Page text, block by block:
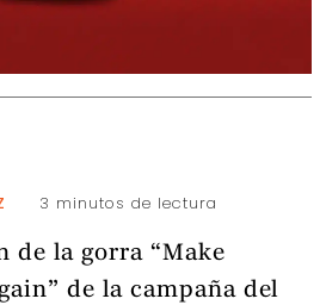
3 minutos de lectura
de la gorra “Make
de la campaña del